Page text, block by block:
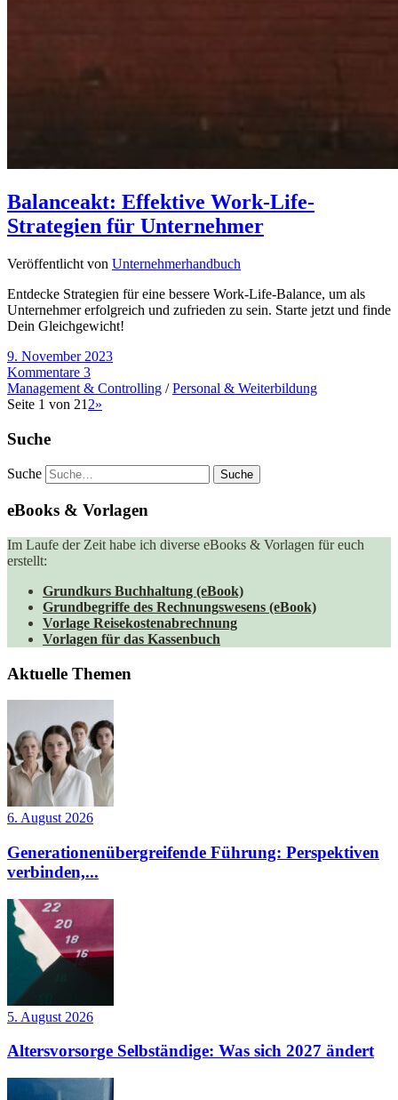
Balanceakt: Effektive Work-Life-
Strategien für Unternehmer
Veröffentlicht von Unternehmerhandbuch
Entdecke Strategien für eine bessere Work-Life-Balance, um als
Unternehmer erfolgreich und zufrieden zu sein. Starte jetzt und finde
Dein Gleichgewicht!
9. November 2023
Kommentare 3
Management & Controlling /Personal & Weiterbildung
Seite 1 von 21 2»
Suche
Suche
eBooks & Vorlagen
Im Laufe der Zeit habe ich diverse eBooks & Vorlagen für euch
erstellt:
Grundkurs Buchhaltung (eBook)
Grundbegriffe des Rechnungswesens (eBook)
Vorlage Reisekostenabrechnung
Vorlagen für das Kassenbuch
Aktuelle Themen
6. August 2026
Generationenübergreifende Führung: Perspektiven
verbinden,...
5. August 2026
Altersvorsorge Selbständige: Was sich 2027 ändert